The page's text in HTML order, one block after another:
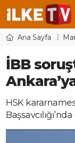
Ana Sayfa
İBB
HSK